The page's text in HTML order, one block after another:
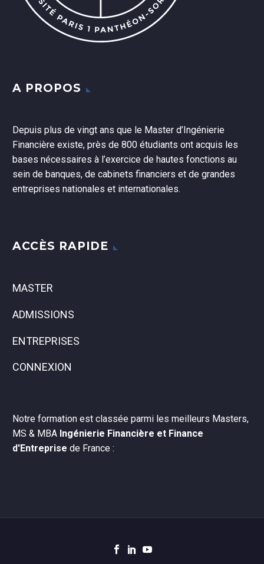
A PROPOS
Depuis plus de vingt ans que le Master d’Ingénierie
Financière existe, près de 800 étudiants ont acquis les
bases nécessaires à l’exercice de hautes fonctions au
sein de banques, de cabinets financiers et de grandes
entreprises nationales et internationales.
ACCÈS RAPIDE
MASTER
ADMISSIONS
ENTREPRISES
CONNEXION
Notre formation est classée parmi les meilleurs Masters,
MS & MBA Ingénierie Financière et Finance
d'Entreprise de France :